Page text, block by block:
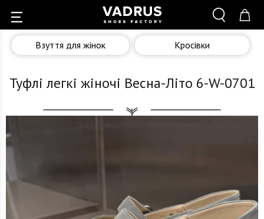
Взуття для жінок Кросівки
Туфлі легкі жіночі Весна-Літо 6-W-0701